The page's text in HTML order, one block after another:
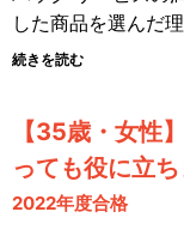
した商品を選んだ
続きを読む
【35歳・女性
っても役に立ち
2022年度合格